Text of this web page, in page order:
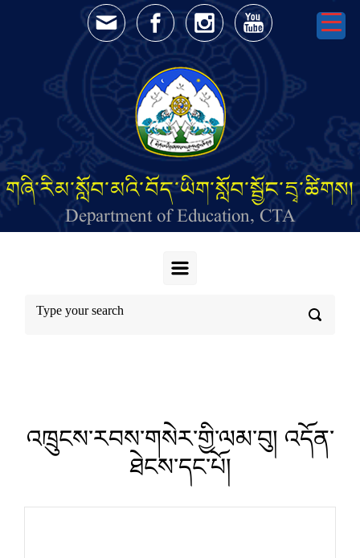
Skip to main content
གཞི་རིམ་སློབ་མའི་བོད་ཡིག་སློབ་སྦྱོང་དྲྭ་ཚིགས།
Department of Education, CTA
འཁྲུངས་རབས་གསེར་གྱི་ལམ་བུ། འདོན་
ཐེངས་དང་པོ།